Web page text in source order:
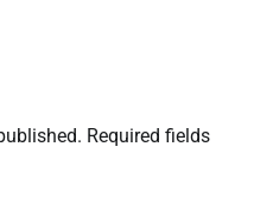
Required fields